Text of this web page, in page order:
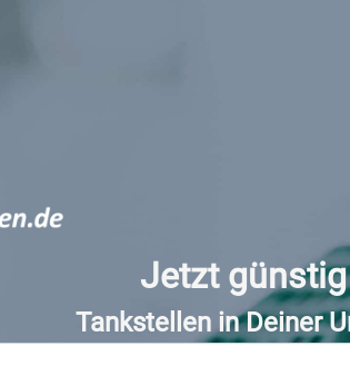
Jetzt
Tankstellen in Deiner